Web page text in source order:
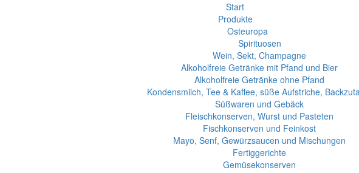
Start
Produkte
Osteuropa
Spirituosen
Wein, Sekt, Champagne
Alkoholfreie Getränke mit Pfand und Bier
Alkoholfreie Getränke ohne Pfand
Kondensmilch, Tee & Kaffee, süße Aufstriche,
Süßwaren und Gebäck
Fleischkonserven, Wurst und Pasteten
Fischkonserven und Feinkost
Mayo, Senf, Gewürzsaucen und Mischungen
Fertiggerichte
Gemüsekonserven